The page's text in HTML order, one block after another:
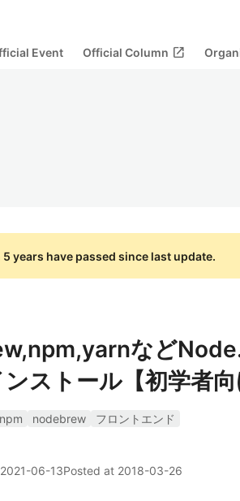
Event Official Column open_in_new
years have passed since last update.
など
ストール【初学者向
npm nodebrew
フロントエンド
2021-06-13Posted at 2018-03-26